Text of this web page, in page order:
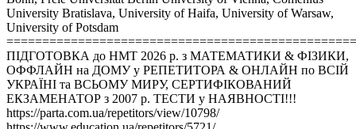
University Bratislava, University of Haifa, University of Warsaw,
University of Potsdam
ПІДГОТОВКА до НМТ 2026 р. з МАТЕМАТИКИ & ФІЗИКИ,
ОФФЛАЙН на ДОМУ у РЕПЕТИТОРА & ОНЛАЙН по ВСІЙ
УКРАЇНІ та ВСЬОМУ МИРУ, СЕРТИФІКОВАНИЙ
ЕКЗАМЕНАТОР з 2007 р. ТЕСТИ у НАЯВНОСТІ!!!
https://parta.com.ua/repetitors/view/10798/